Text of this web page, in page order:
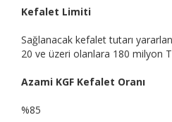
Kefalet Limiti
Sağlanacak kefalet tutarı
20 ve üzeri olanlara 180 milyon
Azami KGF Kefalet Oranı
%85